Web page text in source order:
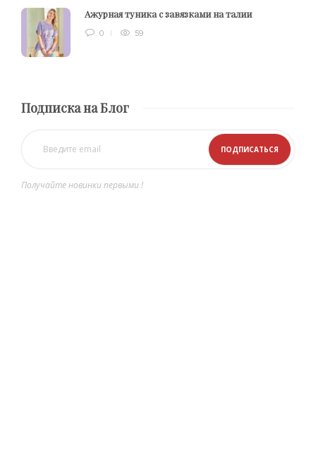
Ажурная туника с завязками на талии
0 59
Подписка на Блог
Получайте новинки первыми !